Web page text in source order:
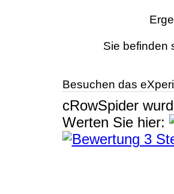
Sie befinden
Besuchen das
cRowSpider
Werten Sie hier: